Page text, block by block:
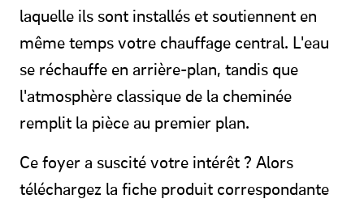
laquelle ils sont installés et soutiennent en
même temps votre chauffage central. L'eau
se réchauffe en arrière-plan, tandis que
l'atmosphère classique de la cheminée
remplit la pièce au premier plan.
Ce foyer a suscité votre intérêt ? Alors
téléchargez la fiche produit correspondante